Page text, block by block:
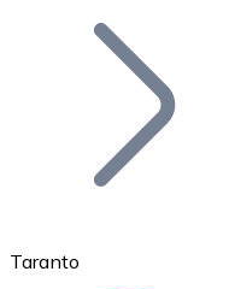
Bitcoin
Taranto